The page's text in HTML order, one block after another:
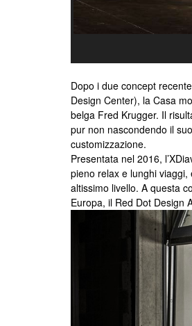
Dopo i due concept
Design Center), la Casa
belga Fred Krugger. Il
pur non nascondendo il
customizzazione.
Presentata nel 2016,
pieno relax e lunghi
altissimo livello. A questa
Europa, il Red Dot Design